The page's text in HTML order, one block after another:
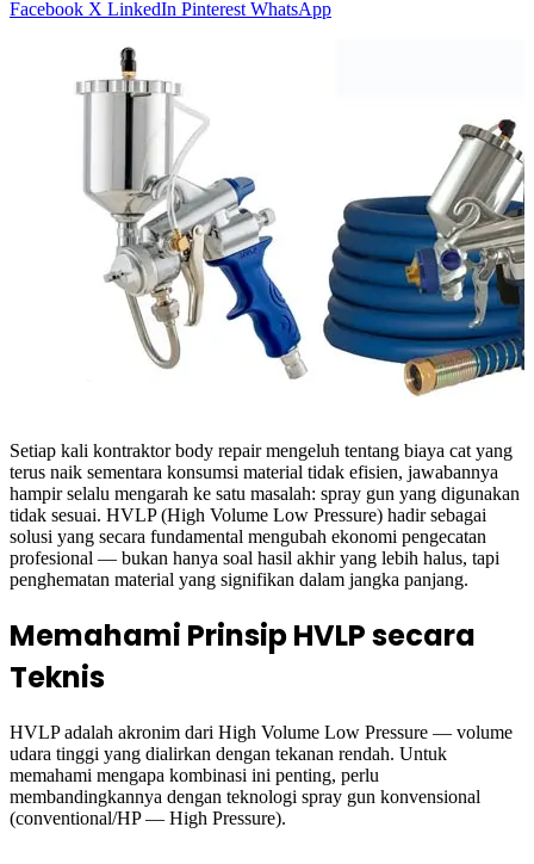
Facebook X LinkedIn Pinterest WhatsApp
Setiap kali kontraktor body repair mengeluh tentang biaya cat yang
terus naik sementara konsumsi material tidak efisien, jawabannya
hampir selalu mengarah ke satu masalah: spray gun yang digunakan
tidak sesuai. HVLP (High Volume Low Pressure) hadir sebagai
solusi yang secara fundamental mengubah ekonomi pengecatan
profesional — bukan hanya soal hasil akhir yang lebih halus, tapi
penghematan material yang signifikan dalam jangka panjang.
Memahami Prinsip HVLP secara
Teknis
HVLP adalah akronim dari High Volume Low Pressure — volume
udara tinggi yang dialirkan dengan tekanan rendah. Untuk
memahami mengapa kombinasi ini penting, perlu
membandingkannya dengan teknologi spray gun konvensional
(conventional/HP — High Pressure).